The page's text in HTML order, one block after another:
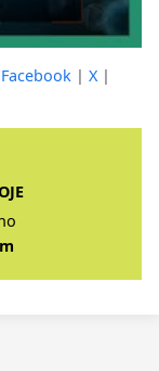
Facebook | X|